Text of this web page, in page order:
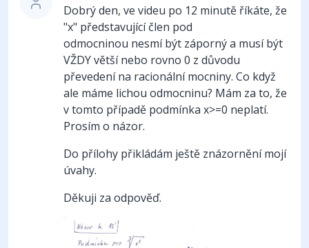
Dobrý den, ve videu po 12 minutě říkáte, že
"x" představující člen pod
odmocninou nesmí být záporný a musí být
VŽDY větší nebo rovno 0 z důvodu
převedení na racionální mocniny. Co když
ale máme lichou odmocninu? Mám za to, že
v tomto případě podmínka x>=0 neplatí.
Prosím o názor.
Do přílohy přikládám ještě znázornění mojí
úvahy.
Děkuji za odpověď.